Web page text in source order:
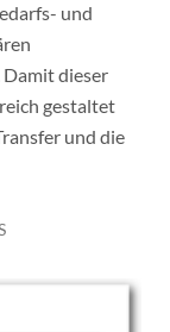
und
dieser
gestaltet
und die